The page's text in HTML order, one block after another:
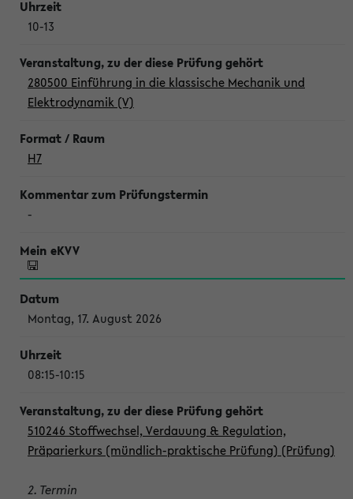
10-13
280500 Einführung in die klassische Mechanik und
Elektrodynamik (V)
H7
-
Montag, 17. August 2026
08:15-10:15
510246 Stoffwechsel, Verdauung & Regulation,
Präparierkurs (mündlich-praktische Prüfung) (Prüfung)
2. Termin